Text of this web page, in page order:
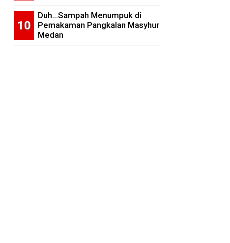
Duh...Sampah Menumpuk di
Pemakaman Pangkalan Masyhur
Medan